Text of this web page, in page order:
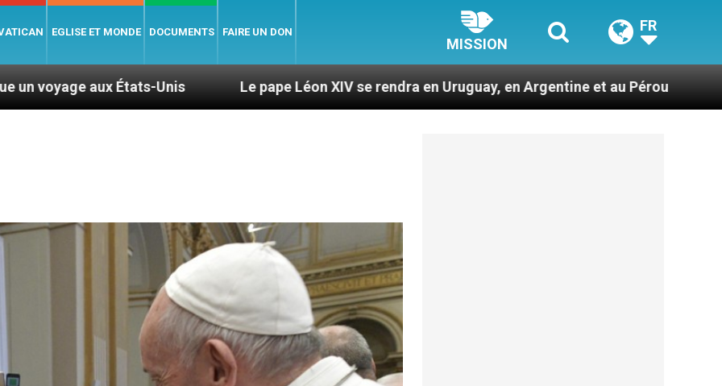
EGLISE ET MONDE DOCUMENTS FAIRE UN DON
MISSION
FR
Unis Le pape Léon XIV se rendra en Uruguay, en Argentine et au Pérou Des prophètes